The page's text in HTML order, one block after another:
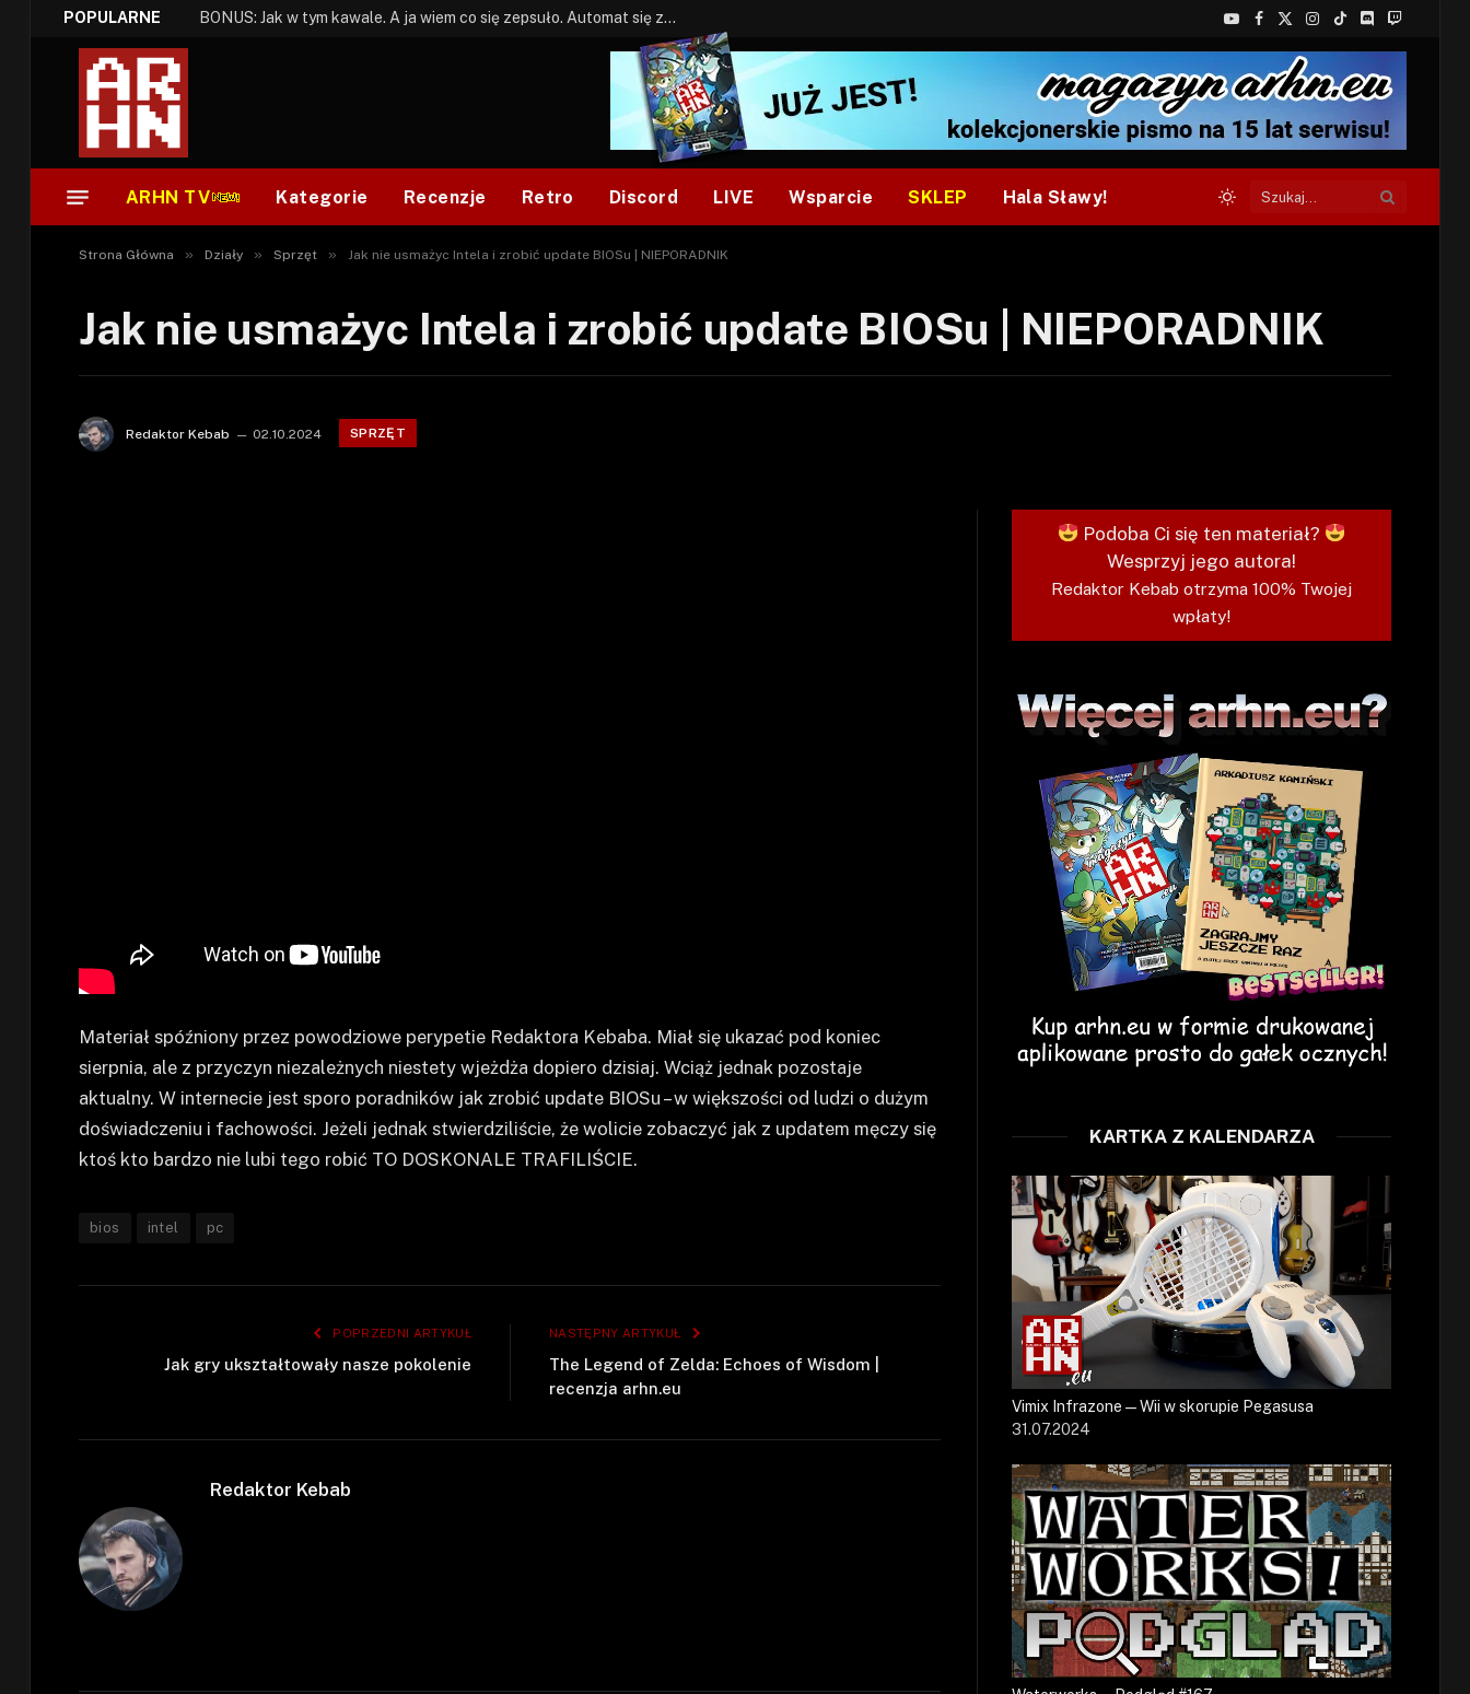
POPULARNE BONUS: Jak w tym kawale. A ja wiem co się zepsuło. Automat się zepsuł.
YouTube
Facebook
X
(Twitter)
Instagram
TikTokDiscordTwitch
ARHN TV Kategorie Recenzje Retro Discord LIVE Wsparcie SKLEP Hala Sławy!
Strona Główna » Działy » Sprzęt » Jak nie usmażyc Intela i zrobić update BIOSu | NIEPORADNIK
Jak nie usmażyc Intela i zrobić update BIOSu | NIEPORADNIK
Redaktor Kebab 02.10.2024 SPRZĘT
Materiał spóźniony przez powodziowe perypetie Redaktora Kebaba. Miał się ukazać pod koniec
sierpnia, ale z przyczyn niezależnych niestety wjeżdża dopiero dzisiaj. Wciąż jednak pozostaje
aktualny. W internecie jest sporo poradników jak zrobić update BIOSu – w większości od ludzi o dużym
doświadczeniu i fachowości. Jeżeli jednak stwierdziliście, że wolicie zobaczyć jak z updatem męczy się
ktoś kto bardzo nie lubi tego robić TO DOSKONALE TRAFILIŚCIE.
bios intel pc
POPRZEDNI ARTYKUŁ
Jak gry ukształtowały nasze pokolenie
NASTĘPNY ARTYKUŁ
The Legend of Zelda: Echoes of Wisdom |
recenzja arhn.eu
Redaktor Kebab
Podoba Ci się ten materiał?
Wesprzyj jego autora!
Redaktor Kebab otrzyma 100% Twojej
wpłaty!
KARTKA Z KALENDARZA
Vimix Infrazone — Wii w skorupie Pegasusa
31.07.2024